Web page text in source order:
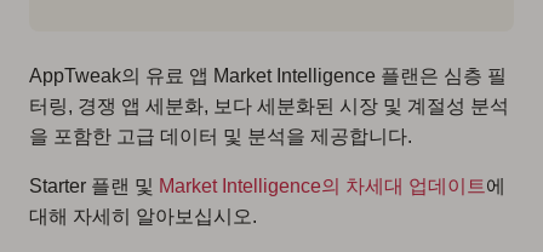
AppTweak의 유료 앱 Market Intelligence 플랜은 심층 필
터링, 경쟁 앱 세분화, 보다 세분화된 시장 및 계절성 분석
을 포함한 고급 데이터 및 분석을 제공합니다.
Starter 플랜 및 Market Intelligence의 차세대 업데이트 에
대해 자세히 알아보십시오.